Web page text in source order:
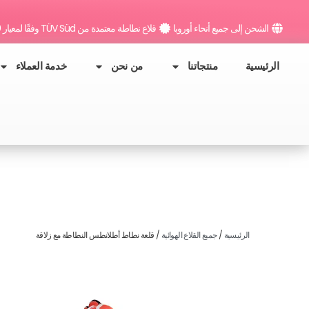
المحتوى
الشحن إلى جميع أنحاء أوروبا قلاع نطاطة معتمدة من TÜV Süd وفقًا لمعيار DIN EN 14960
الرئيسية منتجاتنا من نحن خدمة العملاء
الرئيسية /جميع القلاع الهوائية / قلعة نطاط أطلانطس النطاطة مع زلاقة